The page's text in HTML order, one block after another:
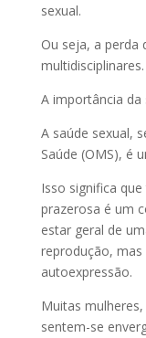
sexual.
Ou seja, a perda
multidisciplinares.
A importância
A saúde sexual,
Saúde (OMS), é
Isso significa
prazerosa é um
estar geral de
reprodução,
autoexpressão.
Muitas
sentem-se